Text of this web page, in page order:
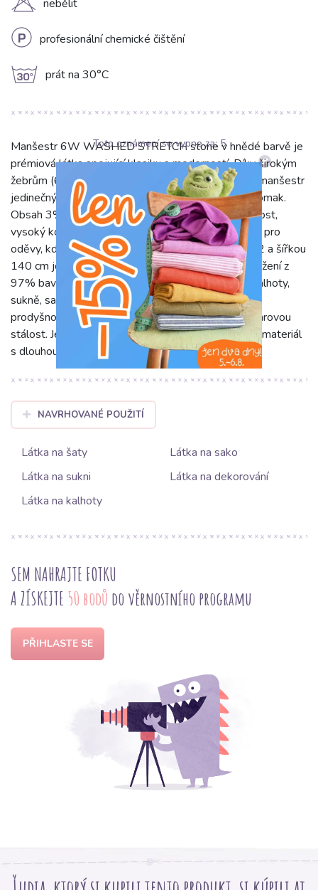
H nebělit
L profesionální chemické čištění
g prát na 30°C
Manšestr 6W WASHED STRETCH stone v hnědé barvě je
prémiová látka spojující klasiku s moderností. Díky širokým
žebrům (6W) a speciální "washed" úpravě získává manšestr
jedinečný, lehce vintage vzhled a výjimečně jemný omak.
Obsah 3% elastanu zajišťuje látce příjemnou pružnost,
vysoký komfort a svobodu pohybu, což ji činí ideální pro
oděvy, kde je flexibilita klíčová. S gramáží 325 g/m2 a šířkou
140 cm jde o středně těžký, poddajný materiál. Složení z
97% bavlny a 3% elastanu je ideální pro stylové kalhoty,
sukně, saka, vesty i bytové doplňky. Bavlna zajistí
prodyšnost a příjemný pocit, elastan flexibilitu a tvarovou
stálost. Je to kvalitní, pohodlný a vizuálně atraktivní materiál
s dlouhou životností.
NAVRHOVANÉ POUŽITÍ
Látka na šaty
Látka na sako
Látka na sukni
Látka na dekorování
Látka na kalhoty
SEM NAHRAJTE FOTKU
A ZÍSKEJTE 50 bodů do věrnostního programu
PŘIHLASTE SE
Toto oznámení se vypne za: 4